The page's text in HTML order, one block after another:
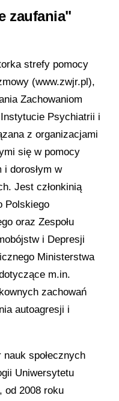
zaufania"
strefy pomocy
(www.zwjr.pl),
Zachowaniom
Psychiatrii i
z organizacjami
się w pomocy
dorosłym w
Jest członkinią
Polskiego
oraz Zespołu
i Depresji
Ministerstwa
m.in.
zachowań
autoagresji i
nauk społecznych
Uniwersytetu
od 2008 roku